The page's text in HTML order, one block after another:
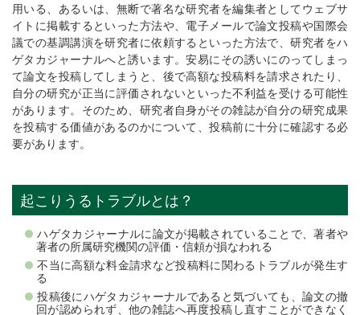
用いる、あるいは、無断で著名な研究者を編集者としてウェブサ
イトに掲載するといった方法や、電子メールで論文投稿や国際会
議での基調講演を研究者に依頼するといった方法で、研究者をハ
ゲタカジャーナルへと誘います。安易にその誘いにのってしまっ
て論文を投稿してしまうと、後で高額な投稿料を請求されたり、
自分の研究が正当に評価されないといった不利益を受ける可能性
があります。そのため、研究者自身がその雑誌が自分の研究成果
を投稿する価値があるのかについて、投稿前に十分に確認する必
要があります。
起こりうるトラブルとは？
ハゲタカジャーナルに論文が掲載されていることで、著者や
著者の所属研究機関の評価・信頼が損なわれる
不当に高額な料金請求など投稿料に関わるトラブルが発生す
る
投稿後にハゲタカジャーナルであると気づいても、論文の撤
回が認められず、他の雑誌へ再度投稿し直すことができなく